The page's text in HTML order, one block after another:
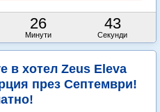
26
Минути
41
Секунди
в хотел Zeus Eleva
през Септември!